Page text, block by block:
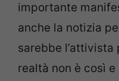
importante
anche la notizia
sarebbe l’attivista
realtà non è così